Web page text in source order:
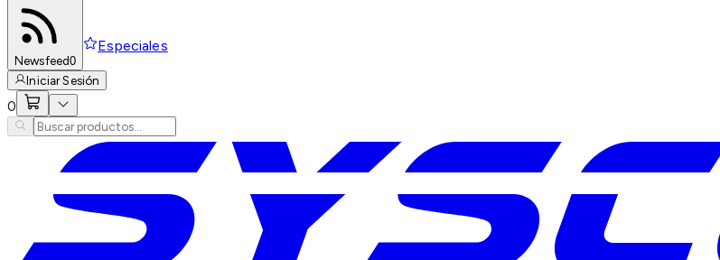
Newsfeed0
Especiales
Iniciar Sesión
0